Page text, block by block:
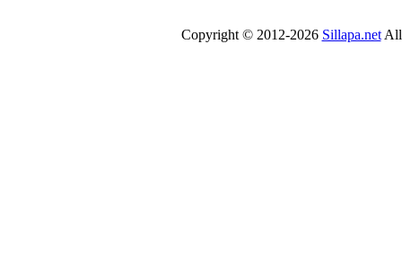
Copyright © 2012-2026 Sillapa.netAll